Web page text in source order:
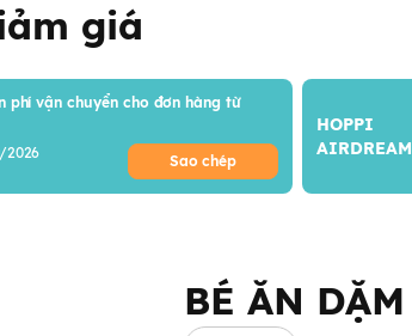
giá
phí vận chuyển cho đơn hàng từ
2026
Sao chép
HOPPI
AIRDREAM
BÉ ĂN DẶM